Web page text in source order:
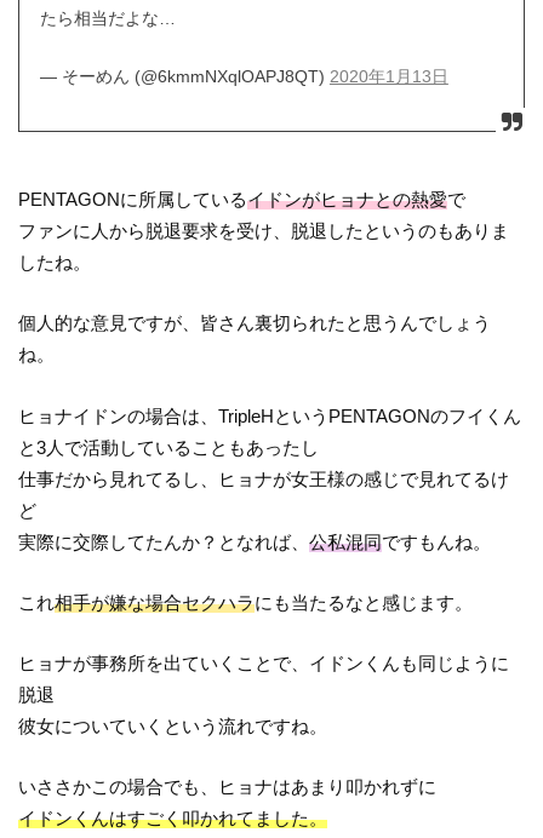
たら相当だよな…
— そーめん (@6kmmNXqlOAPJ8QT) 2020年1月13日
PENTAGONに所属しているイドンがヒョナとの熱愛で
ファンに人から脱退要求を受け、脱退したというのもありま
したね。
個人的な意見ですが、皆さん裏切られたと思うんでしょう
ね。
ヒョナイドンの場合は、TripleHというPENTAGONのフイくん
と3人で活動していることもあったし
仕事だから見れてるし、ヒョナが女王様の感じで見れてるけ
ど
実際に交際してたんか？となれば、公私混同ですもんね。
これ相手が嫌な場合セクハラにも当たるなと感じます。
ヒョナが事務所を出ていくことで、イドンくんも同じように
脱退
彼女についていくという流れですね。
いささかこの場合でも、ヒョナはあまり叩かれずに
イドンくんはすごく叩かれてました。